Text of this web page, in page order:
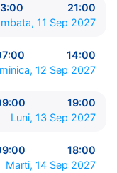
21:00
11 Sep 2027
14:00
12 Sep 2027
19:00
Luni, 13 Sep 2027
18:00
Marti, 14 Sep 2027